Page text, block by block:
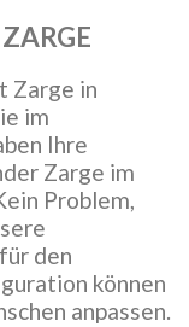
Zarge in
im
Ihre
Zarge im
Problem,
für den
können
anpassen.